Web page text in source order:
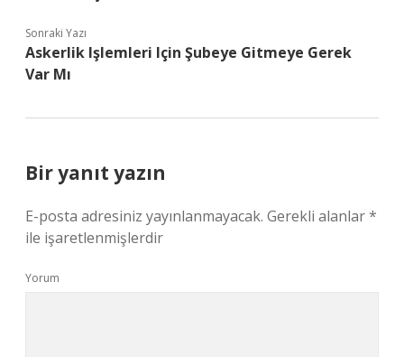
Sonraki Yazı
Askerlik Işlemleri Için Şubeye Gitmeye Gerek
Var Mı
Bir yanıt yazın
E-posta adresiniz yayınlanmayacak. Gerekli alanlar*
ile işaretlenmişlerdir
Yorum